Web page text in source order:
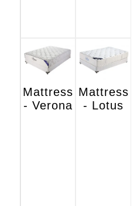
Mattress
- Verona
Mattress
- Lotus